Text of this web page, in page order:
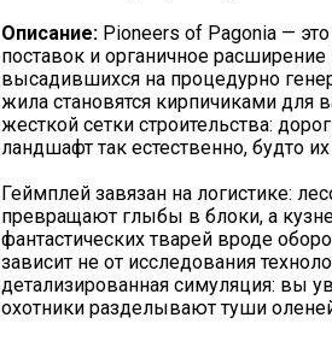
Описание: Pioneers of Pagonia —
поставок и органичное
высадившихся на процедурно
жила становятся кирпичиками для
жесткой сетки строительства:
ландшафт так естественно, будто
Геймплей завязан на логистике:
превращают глыбы в блоки, а
фантастических тварей вроде
зависит не от исследования
детализированная симуляция: вы
охотники разделывают туши